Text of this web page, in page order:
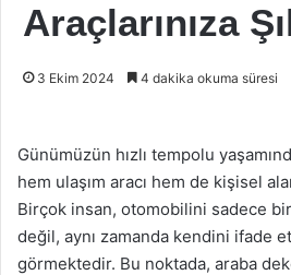
Araçlarınıza
3 Ekim 2024 4 dakika okuma süresi
Günümüzün hızlı tempolu
hem ulaşım aracı hem de kişisel
Birçok insan, otomobilini sadece bir
değil, aynı zamanda kendini ifade
görmektedir. Bu noktada, araba